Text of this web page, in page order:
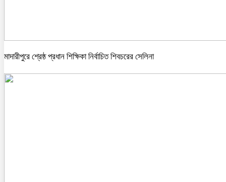
মাদারীপুরে শ্রেষ্ঠ প্রধান শিক্ষিকা নির্বাচিত শিবচরের সেলিনা